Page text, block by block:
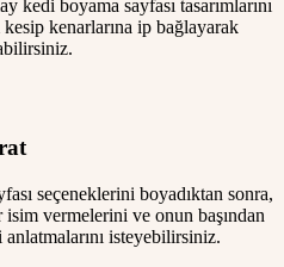
kedi boyama sayfası tasarımlarını
kenarlarına ip bağlayarak
seçeneklerini boyadıktan sonra,
vermelerini ve onun başından
isteyebilirsiniz.